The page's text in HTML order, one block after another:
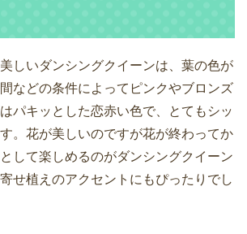
しいダンシングクイーンは、葉の色が
などの条件によってピンクやブロンズ
パキッとした恋赤い色で、とてもシッ
。花が美しいのですが花が終わってか
して楽しめるのがダンシングクイーン
せ植えのアクセントにもぴったりでし